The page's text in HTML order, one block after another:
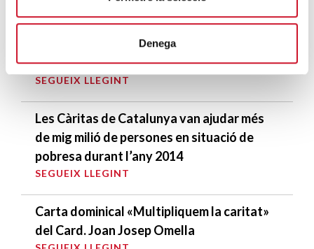
Denega
Les entitats socials alerten sobre
l’impacte del sensellarisme en la salut i la
qualitat de vida
SEGUEIX LLEGINT
Les Càritas de Catalunya van ajudar més
de mig milió de persones en situació de
pobresa durant l’any 2014
SEGUEIX LLEGINT
Carta dominical «Multipliquem la caritat»
del Card. Joan Josep Omella